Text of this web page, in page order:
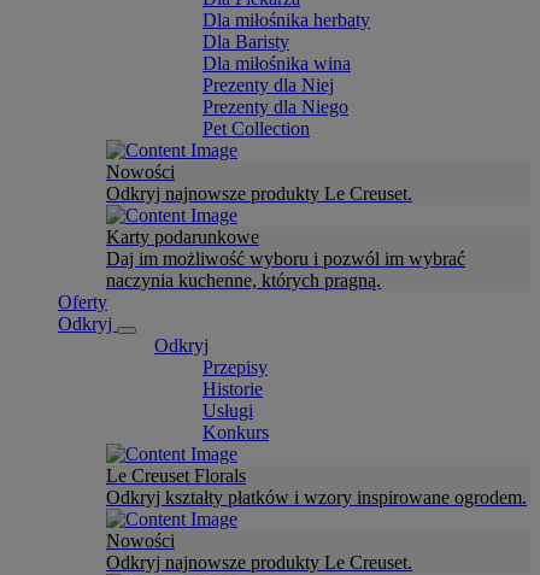
Dla miłośnika herbaty
Dla Baristy
Dla miłośnika wina
Prezenty dla Niej
Prezenty dla Niego
Pet Collection
Nowości
Odkryj najnowsze produkty Le Creuset.
Karty podarunkowe
Daj im możliwość wyboru i pozwól im wybrać
naczynia kuchenne, których pragną.
Oferty
Odkryj
Odkryj
Przepisy
Historie
Usługi
Konkurs
Le Creuset Florals
Odkryj kształty płatków i wzory inspirowane ogrodem.
Nowości
Odkryj najnowsze produkty Le Creuset.